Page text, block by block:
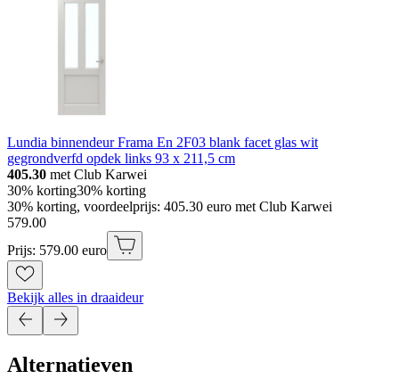
Lundia binnendeur Frama En 2F03 blank facet glas wit
gegrondverfd opdek links 93 x 211,5 cm
405.30 met Club Karwei
30% korting30% korting
30% korting, voordeelprijs: 405.30 euro met Club Karwei
579.00
Prijs: 579.00 euro
Bekijk alles in draaideur
Alternatieven